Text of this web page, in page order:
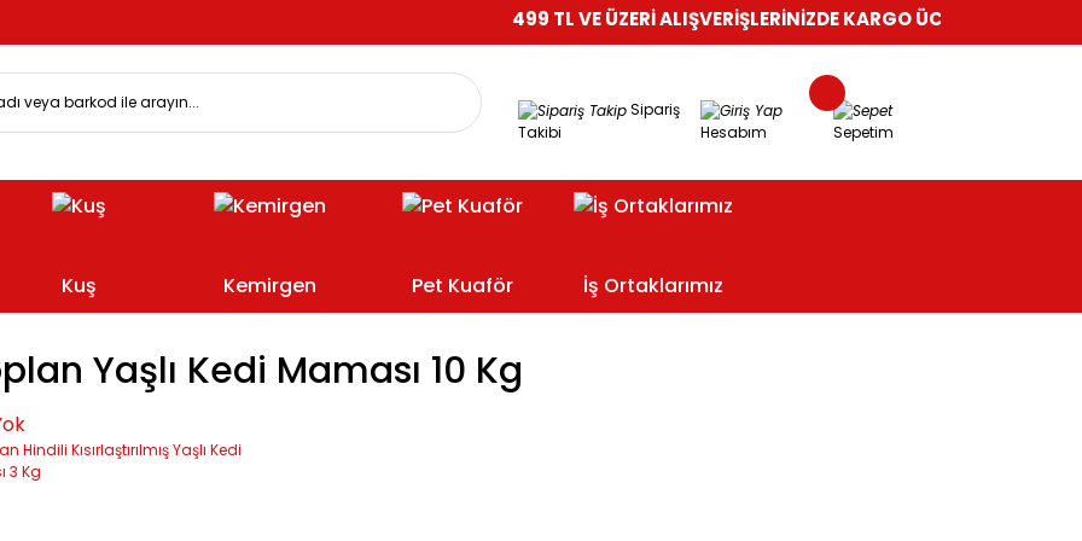
499 TL VE ÜZERİ ALIŞVERİŞLERİNİZDE KARGO ÜCRETSİZ!
Sipariş
Takibi
Hesabım Sepetim
Kuş Kemirgen Pet Kuaför İş Ortaklarımız
Yaşlı Kedi Maması 10 Kg